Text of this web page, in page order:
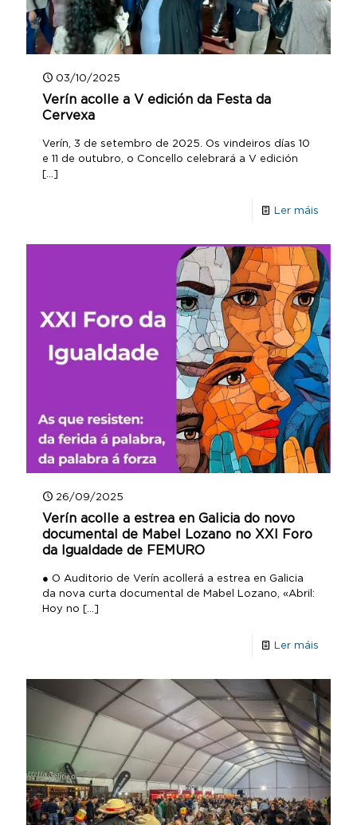
03/10/2025
Verín acolle a V edición da Festa da
Cervexa
Verín, 3 de setembro de 2025. Os vindeiros días 10
e 11 de outubro, o Concello celebrará a V edición
[…]
Ler máis
26/09/2025
Verín acolle a estrea en Galicia do novo
documental de Mabel Lozano no XXI Foro
da Igualdade de FEMURO
● O Auditorio de Verín acollerá a estrea en Galicia
da nova curta documental de Mabel Lozano, «Abril:
Hoy no […]
Ler máis